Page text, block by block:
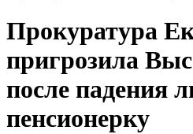
Прокуратура
пригрозила
после падения
пенсионерку